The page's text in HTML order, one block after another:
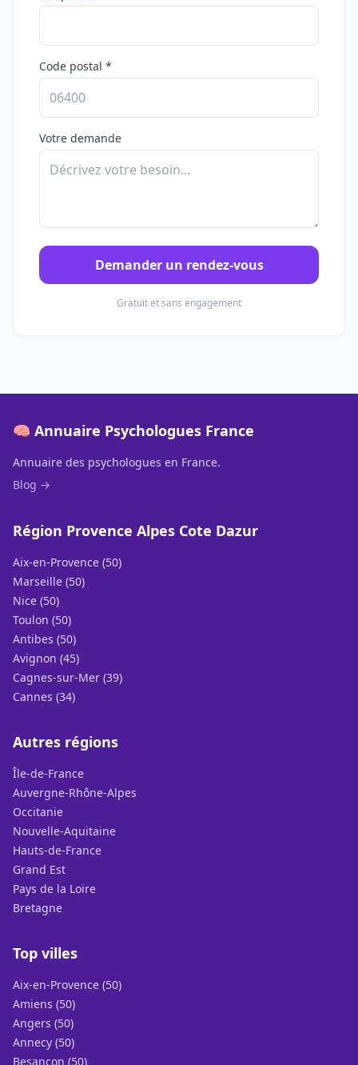
Code postal *
Votre demande
Demander un rendez-vous
Gratuit et sans engagement
🧠 Annuaire Psychologues France
Annuaire des psychologues en France.
Blog →
Région Provence Alpes Cote Dazur
Aix-en-Provence (50)
Marseille (50)
Nice (50)
Toulon (50)
Antibes (50)
Avignon (45)
Cagnes-sur-Mer (39)
Cannes (34)
Autres régions
Île-de-France
Auvergne-Rhône-Alpes
Occitanie
Nouvelle-Aquitaine
Hauts-de-France
Grand Est
Pays de la Loire
Bretagne
Top villes
Aix-en-Provence (50)
Amiens (50)
Angers (50)
Annecy (50)
Besançon (50)